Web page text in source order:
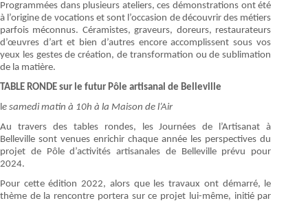
Programmées dans plusieurs ateliers, ces démonstrations ont été
à l’origine de vocations et sont l’occasion de découvrir des métiers
parfois méconnus. Céramistes, graveurs, doreurs, restaurateurs
d’œuvres d’art et bien d’autres encore accomplissent sous vos
yeux les gestes de création, de transformation ou de sublimation
de la matière.
TABLE RONDE sur le futur Pôle artisanal de Belleville
le samedi matin à 10h à la Maison de l’Air
Au travers des tables rondes, les Journées de l’Artisanat à
Belleville sont venues enrichir chaque année les perspectives du
projet de Pôle d’activités artisanales de Belleville prévu pour
2024.
Pour cette édition 2022, alors que les travaux ont démarré, le
thème de la rencontre portera sur ce projet lui-même, initié par